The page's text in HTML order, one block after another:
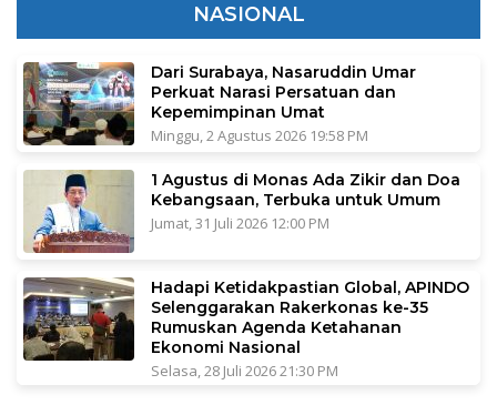
NASIONAL
Dari Surabaya, Nasaruddin Umar
Perkuat Narasi Persatuan dan
Kepemimpinan Umat
Minggu, 2 Agustus 2026 19:58 PM
1 Agustus di Monas Ada Zikir dan Doa
Kebangsaan, Terbuka untuk Umum
Jumat, 31 Juli 2026 12:00 PM
Hadapi Ketidakpastian Global, APINDO
Selenggarakan Rakerkonas ke-35
Rumuskan Agenda Ketahanan
Ekonomi Nasional
Selasa, 28 Juli 2026 21:30 PM